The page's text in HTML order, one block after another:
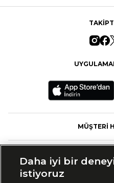
MÜŞTERİ
Daha iyi bir
istiyoruz